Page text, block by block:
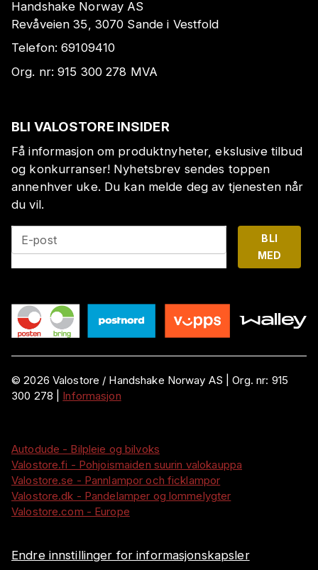
Handshake Norway AS
Revåveien 35, 3070 Sande i Vestfold
Telefon:69109410
Org. nr:915 300 278 MVA
BLI VALOSTORE INSIDER
Få informasjon om produktnyheter, ekslusive tilbud
og konkurranser! Nyhetsbrev sendes toppen
annenhver uke. Du kan melde deg av tjenesten når
du vil.
E-post
BLI
MED
©2026 Valostore / Handshake Norway AS |Org. nr: 915
300 278
Informasjon
Autodude - Bilpleie og bilvoks
Valostore.fi - Pohjoismaiden suurin valokauppa
Valostore.se - Pannlampor och ficklampor
Valostore.dk - Pandelamper og lommelygter
Valostore.com - Europe
Endre innstillinger for informasjonskapsler